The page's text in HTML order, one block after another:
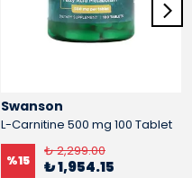
Swanson
L-Carnitine 500 mg 100 Tablet
%15
₺ 2,299.00
₺ 1,954.15